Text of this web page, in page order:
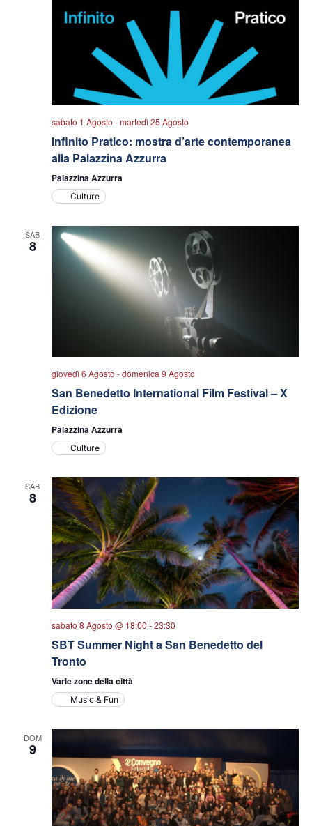
sabato 1 Agosto -martedì 25 Agosto
Infinito Pratico: mostra d’arte contemporanea
alla Palazzina Azzurra
Palazzina Azzurra
Culture
SAB
8
giovedì 6 Agosto -domenica 9 Agosto
San Benedetto International Film Festival – X
Edizione
Palazzina Azzurra
Culture
SAB
8
sabato 8 Agosto @ 18:00 -23:30
SBT Summer Night a San Benedetto del
Tronto
Varie zone della città
Music & Fun
DOM
9